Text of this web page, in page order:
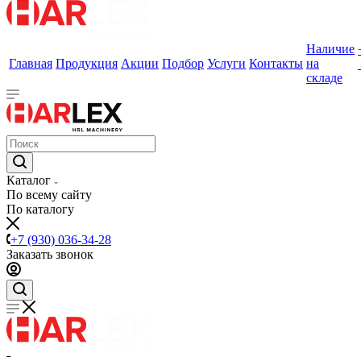
Главная Продукция Акции Подбор Услуги Контакты
Наличие
на
складе
Каталог
По всему сайту
По каталогу
+7 (930) 036-34-28
Заказать звонок